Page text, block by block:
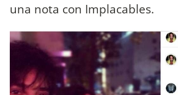
una nota con Implacables.